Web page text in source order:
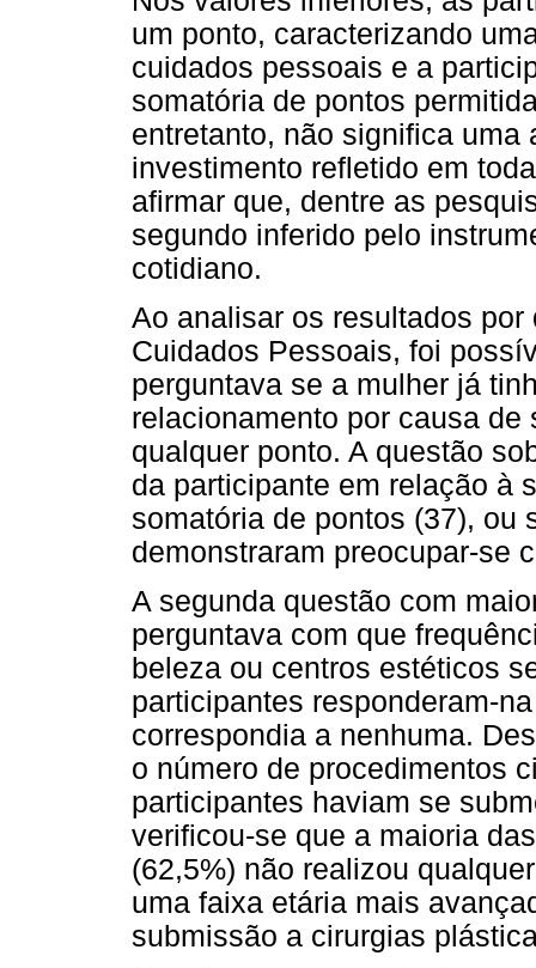
um ponto, caracterizando
cuidados pessoais e a
somatória de pontos
entretanto, não significa
investimento refletido em
afirmar que, dentre as
segundo inferido pelo
cotidiano.
Ao analisar os resultados
Cuidados Pessoais, foi
perguntava se a mulher já
relacionamento por causa
qualquer ponto. A questão
da participante em relação à
somatória de pontos (37), ou
demonstraram preocupar-se
A segunda questão com
perguntava com que
beleza ou centros estéticos
participantes responderam-
correspondia a nenhuma.
o número de procedimentos
participantes haviam se
verificou-se que a maioria
(62,5%) não realizou
uma faixa etária mais
submissão a cirurgias